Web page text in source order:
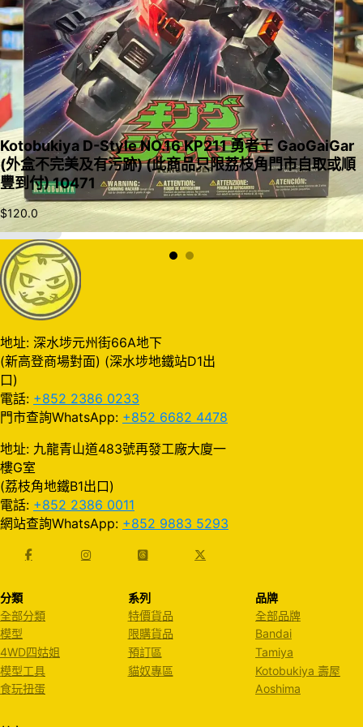
入購物車
Kotobukiya D-Style NO.16 KP211 勇者王 GaoGaiGar
(外盒不完美及有污跡) (此商品只限荔枝角門市自取或順
豐到付) 10471
$120.0
地址: 深水埗元州街66A地下
(新高登商場對面) (深水埗地鐵站D1出
口)
電話: +852 2386 0233
門市查詢WhatsApp: +852 6682 4478
地址: 九龍青山道483號再發工廠大廈一
樓G室
(荔枝角地鐵B1出口)
電話: +852 2386 0011
網站查詢WhatsApp: +852 9883 5293
分類
全部分類
模型
4WD四姑姐
模型工具
食玩扭蛋
系列
特價貨品
限購貨品
預訂區
貓奴專區
品牌
全部品牌
Bandai
Tamiya
Kotobukiya 壽屋
Aoshima